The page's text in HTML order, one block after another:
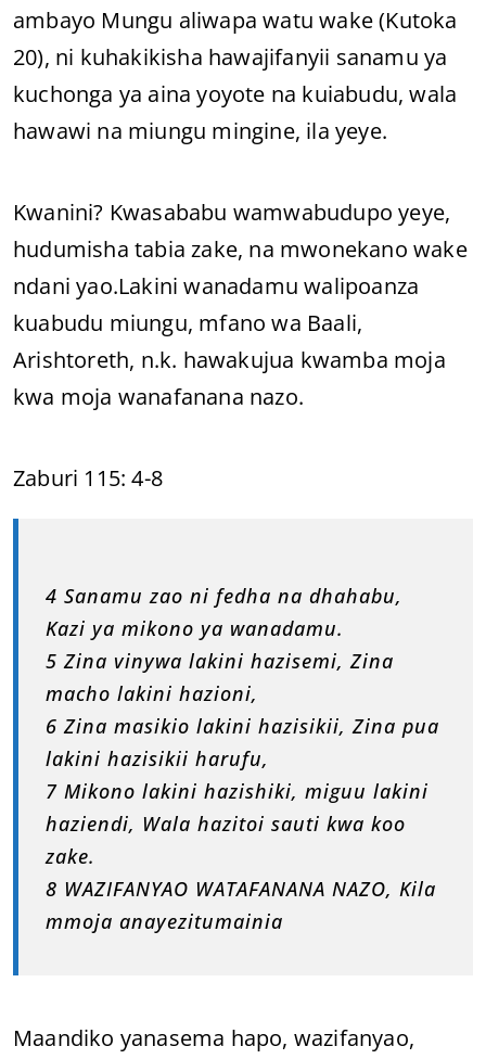
ambayo Mungu aliwapa watu wake (Kutoka
20), ni kuhakikisha hawajifanyii sanamu ya
kuchonga ya aina yoyote na kuiabudu, wala
hawawi na miungu mingine, ila yeye.
Kwanini? Kwasababu wamwabudupo yeye,
hudumisha tabia zake, na mwonekano wake
ndani yao.Lakini wanadamu walipoanza
kuabudu miungu, mfano wa Baali,
Arishtoreth, n.k. hawakujua kwamba moja
kwa moja wanafanana nazo.
Zaburi 115: 4-8
4 Sanamu zao ni fedha na dhahabu,
Kazi ya mikono ya wanadamu.
5 Zina vinywa lakini hazisemi, Zina
macho lakini hazioni,
6 Zina masikio lakini hazisikii, Zina pua
lakini hazisikii harufu,
7 Mikono lakini hazishiki, miguu lakini
haziendi, Wala hazitoi sauti kwa koo
zake.
8 WAZIFANYAO WATAFANANA NAZO, Kila
mmoja anayezitumainia
Maandiko yanasema hapo, wazifanyao,